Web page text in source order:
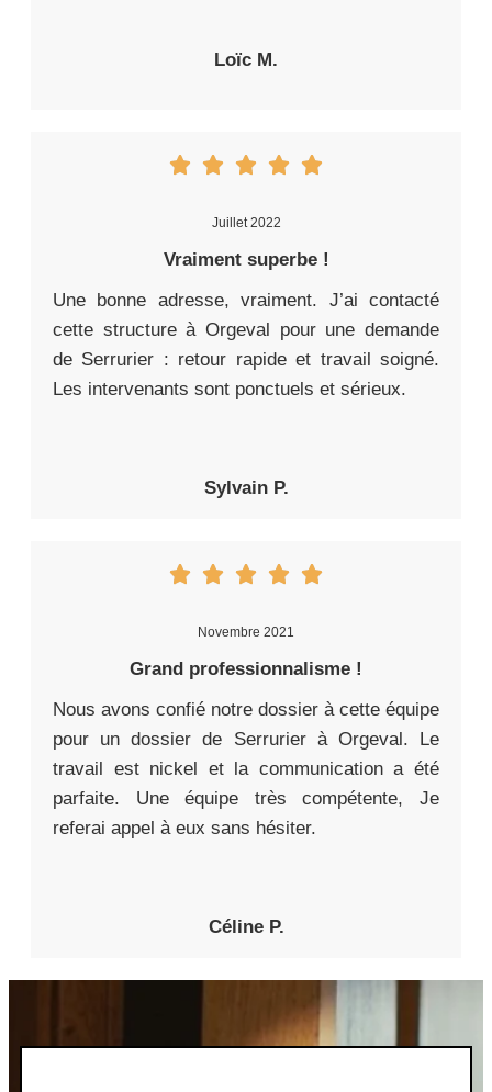
Loïc M.
Juillet 2022
Vraiment superbe !
Une bonne adresse, vraiment. J’ai contacté
cette structure à Orgeval pour une demande
de Serrurier : retour rapide et travail soigné.
Les intervenants sont ponctuels et sérieux.
Sylvain P.
Novembre 2021
Grand professionnalisme !
Nous avons confié notre dossier à cette équipe
pour un dossier de Serrurier à Orgeval. Le
travail est nickel et la communication a été
parfaite. Une équipe très compétente, Je
referai appel à eux sans hésiter.
Céline P.